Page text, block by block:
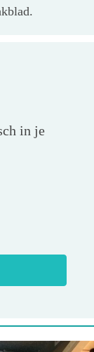
in je